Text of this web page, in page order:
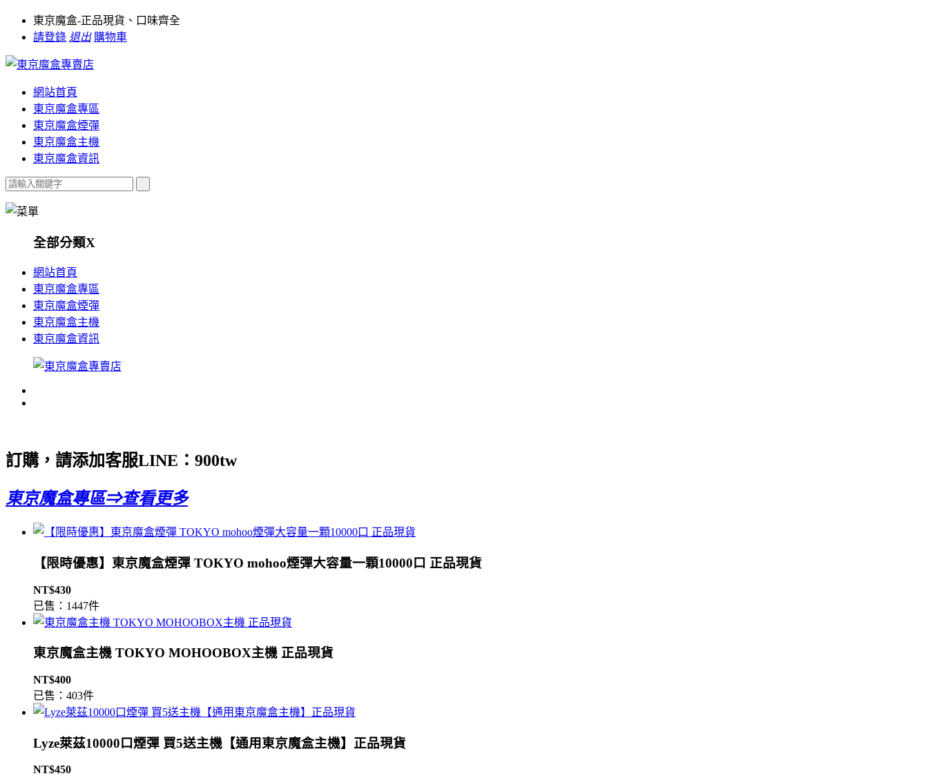
東京魔盒-正品現貨、口味齊全
請登錄 退出 購物車
網站首頁
東京魔盒專區
東京魔盒煙彈
東京魔盒主機
東京魔盒資訊
全部分類X
網站首頁
東京魔盒專區
東京魔盒煙彈
東京魔盒主機
東京魔盒資訊
訂購，請添加客服LINE： 900tw
東京魔盒專區⇒查看更多
【限時優惠】東京魔盒煙彈 TOKYO mohoo煙彈大容量一顆10000口 正品現貨
NT$430
已售：1447件
東京魔盒主機 TOKYO MOHOOBOX主機 正品現貨
NT$400
已售：403件
Lyze萊茲10000口煙彈 買5送主機【通用東京魔盒主機】正品現貨
NT$450